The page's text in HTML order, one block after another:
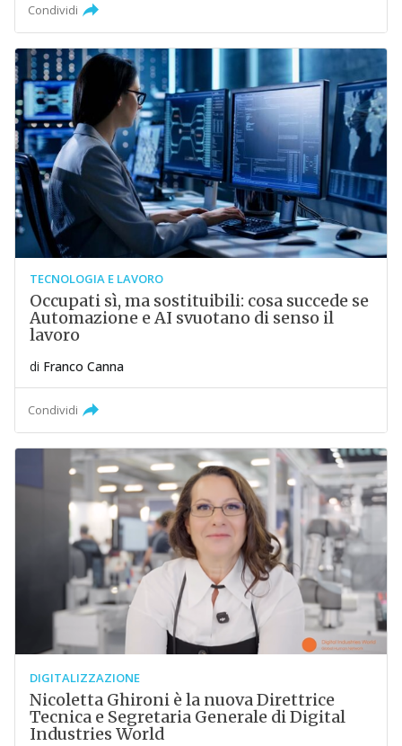
Condividi
TECNOLOGIA E LAVORO
Occupati sì, ma sostituibili: cosa succede se
Automazione e AI svuotano di senso il
lavoro
di Franco Canna
Condividi
DIGITALIZZAZIONE
Nicoletta Ghironi è la nuova Direttrice
Tecnica e Segretaria Generale di Digital
Industries World